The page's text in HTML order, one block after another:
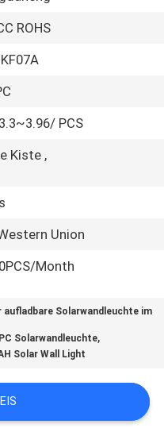
ROHS
PCS
Kiste ,
Union
Month
aufladbare Solarwandleuchte im
Solarwandleuchte,
Solar Wall Light